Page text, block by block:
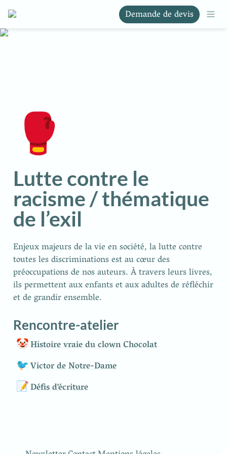
Demande de devis
🥊
Lutte contre le
racisme / thématique
de l’exil
Enjeux majeurs de la vie en société, la lutte contre
toutes les discriminations est au cœur des
préoccupations de nos auteurs. À travers leurs livres,
ils permettent aux enfants et aux adultes de réfléchir
et de grandir ensemble.
Rencontre-atelier
🤡Histoire vraie du clown Chocolat
🐦Victor de Notre-Dame
📝Défis d’écriture